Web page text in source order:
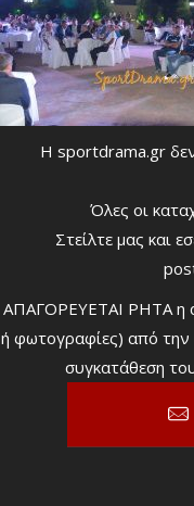
Η sportdrama.gr δεν
Όλες οι
Στείλτε μας και
ΑΠΑΓΟΡΕΥΕΤΑΙ ΡΗΤΑ η
ή φωτογραφίες) από την
συγκατάθεση